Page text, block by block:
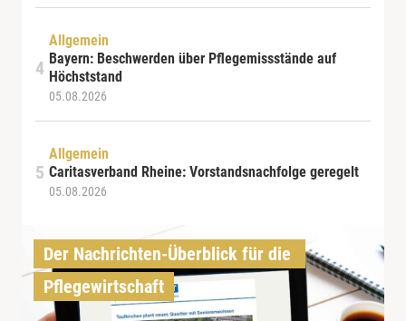
Allgemein
Bayern: Beschwerden über Pflegemissstände auf
Höchststand
05.08.2026
Allgemein
Caritasverband Rheine: Vorstandsnachfolge geregelt
05.08.2026
Der Nachrichten-Überblick für die
Pflegewirtschaft